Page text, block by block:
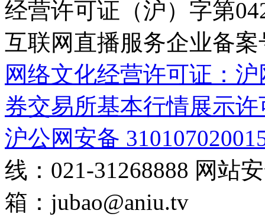
经营许可证（沪）字第
互联网直播服务企业备案
网络文化经营许可证：
券交易所基本行情展示许
沪公网安备
线：021-31268888 网站
箱： jubao@aniu.tv